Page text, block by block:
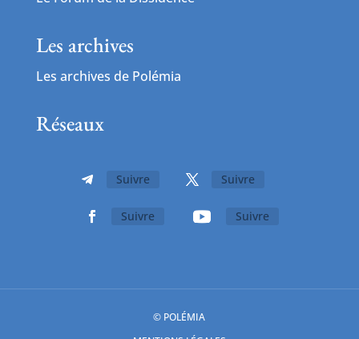
Les archives
Les archives de Polémia
Réseaux
Suivre Suivre
Suivre Suivre
© POLÉMIA